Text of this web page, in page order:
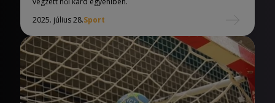
2025. július 28.Sport